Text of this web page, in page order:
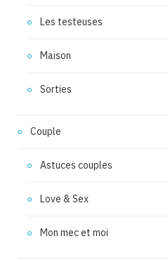
Les testeuses
Maison
Sorties
Couple
Astuces couples
Love & Sex
Mon mec et moi